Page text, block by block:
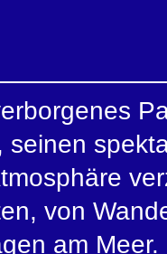
seinen
von
am